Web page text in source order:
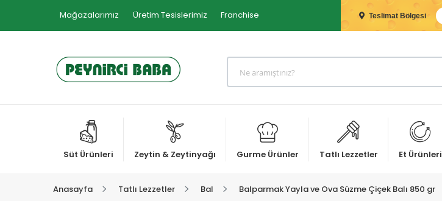
Mağazalarımız Üretim Tesislerimiz Franchise Teslimat Bölgesi
Süt Ürünleri Zeytin & Zeytinyağı Gurme Ürünler Tatlı Lezzetler Et Ürünleri
Anasayfa Tatlı Lezzetler Bal Balparmak Yayla ve Ova Süzme Çiçek Balı 850 gr